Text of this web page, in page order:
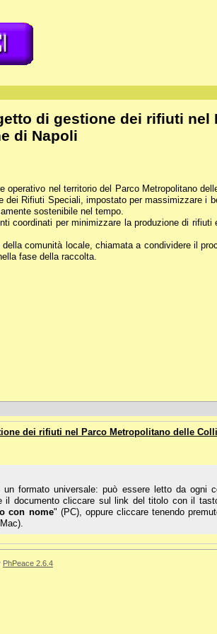
di gestione dei rifiuti nel
di Napoli
operativo nel territorio del Parco Metropolitano
dei Rifiuti Speciali, impostato per massimizzare i
sostenibile nel tempo.
coordinati per minimizzare la produzione di
comunità locale, chiamata a condividere il
fase della raccolta.
dei rifiuti nel Parco Metropolitano delle
un formato universale: può essere letto da ogni
il documento cliccare sul link del titolo con il
con nome" (PC), oppure cliccare tenendo
PhPeace 2.6.4